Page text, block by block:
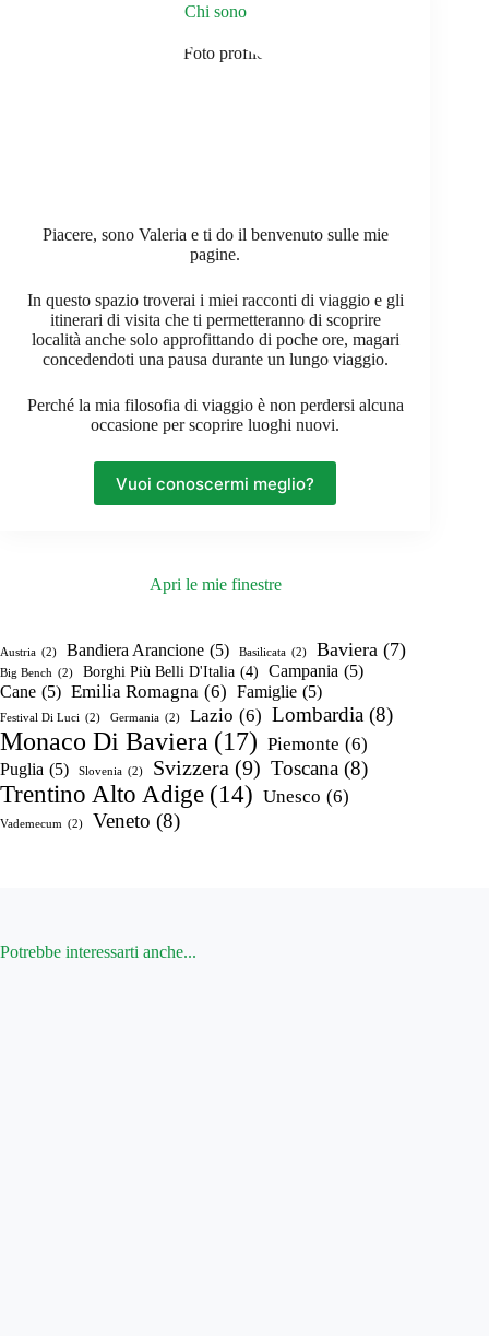
Chi sono
Piacere, sono Valeria e ti do il benvenuto sulle mie
pagine.
In questo spazio troverai i miei racconti di viaggio e gli
itinerari di visita che ti permetteranno di scoprire
località anche solo approfittando di poche ore, magari
concedendoti una pausa durante un lungo viaggio.
Perché la mia filosofia di viaggio è non perdersi alcuna
occasione per scoprire luoghi nuovi.
Vuoi conoscermi meglio?
Apri le mie finestre
Austria (2) Bandiera Arancione (5) Basilicata (2) Baviera (7)
Big Bench (2) Borghi Più Belli D'Italia (4) Campania (5)
Cane (5) Emilia Romagna (6) Famiglie (5)
Festival Di Luci (2) Germania (2) Lazio (6) Lombardia (8)
Monaco Di Baviera (17) Piemonte (6)
Puglia (5) Slovenia (2) Svizzera (9) Toscana (8)
Trentino Alto Adige (14) Unesco (6)
Vademecum (2) Veneto (8)
Potrebbe interessarti anche...